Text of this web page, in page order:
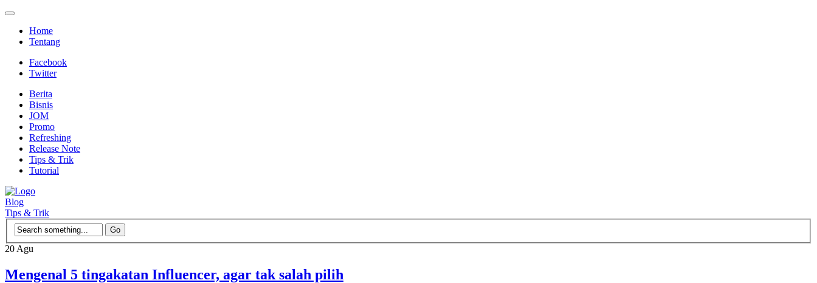
Home
Tentang
Facebook
Twitter
Berita
Bisnis
JOM
Promo
Refreshing
Release Note
Tips & Trik
Tutorial
Blog
Tips & Trik
20 Agu
Mengenal 5 tingakatan Influencer, agar tak salah pilih